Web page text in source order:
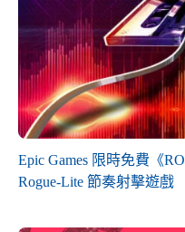
Epic Games 限時免費《
Rogue-Lite 節奏射擊遊戲